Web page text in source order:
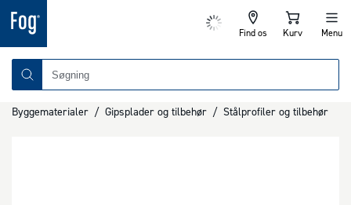
Find os Kurv Menu
Byggematerialer / Gipsplader og tilbehør / Stålprofiler og tilbehør